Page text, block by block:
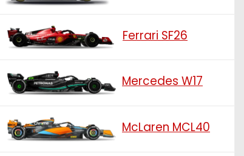
Ferrari SF26
Mercedes W17
McLaren MCL40